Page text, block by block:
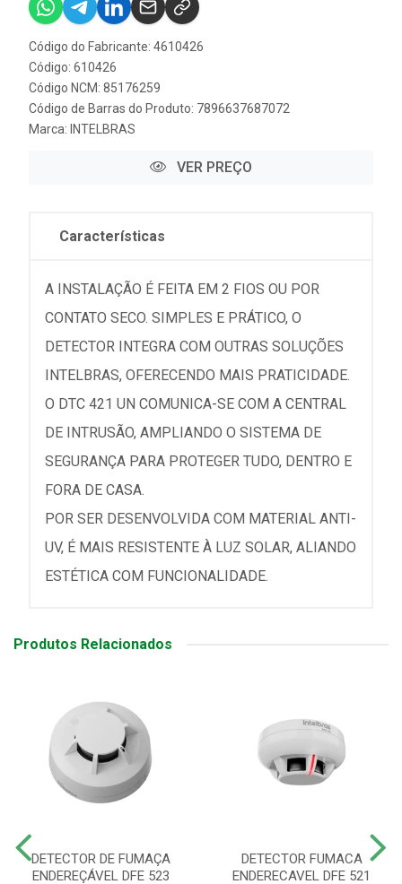
Código do Fabricante: 4610426
Código: 610426
Código NCM: 85176259
Código de Barras do Produto: 7896637687072
Marca: INTELBRAS
VER PREÇO
Características
A INSTALAÇÃO É FEITA EM 2 FIOS OU POR
CONTATO SECO. SIMPLES E PRÁTICO, O
DETECTOR INTEGRA COM OUTRAS SOLUÇÕES
INTELBRAS, OFERECENDO MAIS PRATICIDADE.
O DTC 421 UN COMUNICA-SE COM A CENTRAL
DE INTRUSÃO, AMPLIANDO O SISTEMA DE
SEGURANÇA PARA PROTEGER TUDO, DENTRO E
FORA DE CASA.
POR SER DESENVOLVIDA COM MATERIAL ANTI-
UV, É MAIS RESISTENTE À LUZ SOLAR, ALIANDO
ESTÉTICA COM FUNCIONALIDADE.
Produtos Relacionados
DETECTOR DE FUMAÇA
ENDEREÇÁVEL DFE 523
DETECTOR FUMACA
ENDERECAVEL DFE 521